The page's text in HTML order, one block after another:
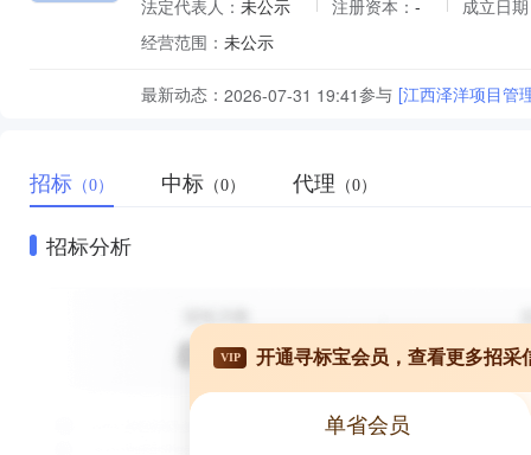
法定代表人： 未公示 注册资本： -
成立日
经营范围： 未公示
最新动态： 2026-07-31 19:41参与 [江西泽洋项目管
招标 （0） 中标 （0） 代理 （0）
招标分析
VIP 开通寻标宝会员，查看更多招采
单省会员